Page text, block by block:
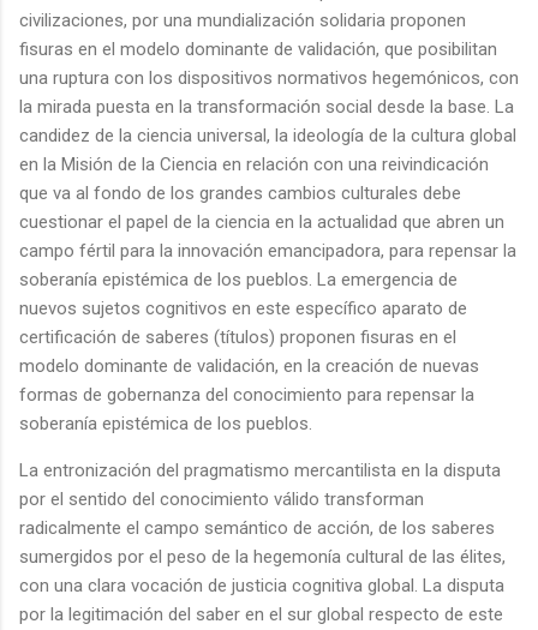
civilizaciones, por una mundialización solidaria proponen
fisuras en el modelo dominante de validación, que posibilitan
una ruptura con los dispositivos normativos hegemónicos, con
la mirada puesta en la transformación social desde la base. La
candidez de la ciencia universal, la ideología de la cultura global
en la Misión de la Ciencia en relación con una reivindicación
que va al fondo de los grandes cambios culturales debe
cuestionar el papel de la ciencia en la actualidad que abren un
campo fértil para la innovación emancipadora, para repensar la
soberanía epistémica de los pueblos. La emergencia de
nuevos sujetos cognitivos en este específico aparato de
certificación de saberes (títulos) proponen fisuras en el
modelo dominante de validación, en la creación de nuevas
formas de gobernanza del conocimiento para repensar la
soberanía epistémica de los pueblos.
La entronización del pragmatismo mercantilista en la disputa
por el sentido del conocimiento válido transforman
radicalmente el campo semántico de acción, de los saberes
sumergidos por el peso de la hegemonía cultural de las élites,
con una clara vocación de justicia cognitiva global. La disputa
por la legitimación del saber en el sur global respecto de este